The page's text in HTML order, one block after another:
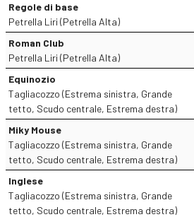
Regole di base
Petrella Liri (Petrella Alta)
Roman Club
Petrella Liri (Petrella Alta)
Equinozio
Tagliacozzo (Estrema sinistra, Grande
tetto, Scudo centrale, Estrema destra)
Miky Mouse
Tagliacozzo (Estrema sinistra, Grande
tetto, Scudo centrale, Estrema destra)
Inglese
Tagliacozzo (Estrema sinistra, Grande
tetto, Scudo centrale, Estrema destra)